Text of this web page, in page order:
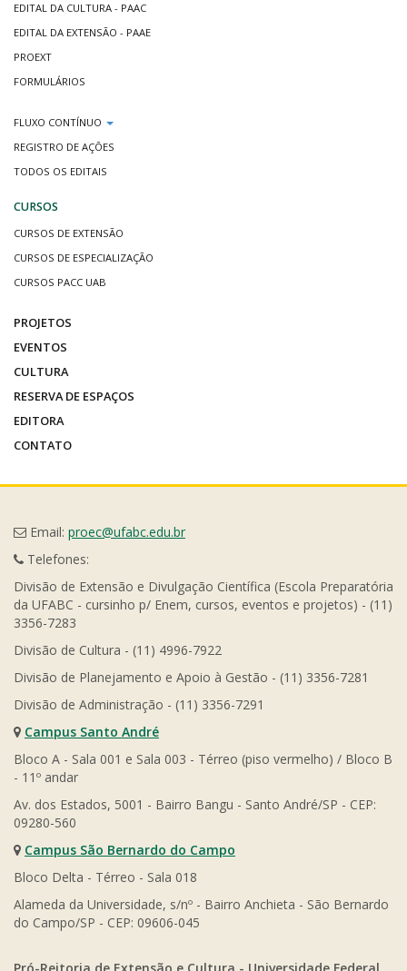
EDITAL DA CULTURA - PAAC
EDITAL DA EXTENSÃO - PAAE
PROEXT
FORMULÁRIOS
FLUXO CONTÍNUO
REGISTRO DE AÇÕES
TODOS OS EDITAIS
CURSOS
CURSOS DE EXTENSÃO
CURSOS DE ESPECIALIZAÇÃO
CURSOS PACC UAB
PROJETOS
EVENTOS
CULTURA
RESERVA DE ESPAÇOS
EDITORA
CONTATO
Email: proec@ufabc.edu.br
Telefones:
Divisão de Extensão e Divulgação Científica (Escola Preparatória
da UFABC - cursinho p/ Enem, cursos, eventos e projetos) - (11)
3356-7283
Divisão de Cultura - (11) 4996-7922
Divisão de Planejamento e Apoio à Gestão - (11) 3356-7281
Divisão de Administração - (11) 3356-7291
Campus Santo André
Bloco A - Sala 001 e Sala 003 - Térreo (piso vermelho) / Bloco B
- 11º andar
Av. dos Estados, 5001 - Bairro Bangu - Santo André/SP - CEP:
09280-560
Campus São Bernardo do Campo
Bloco Delta - Térreo - Sala 018
Alameda da Universidade, s/nº - Bairro Anchieta - São Bernardo
do Campo/SP - CEP: 09606-045